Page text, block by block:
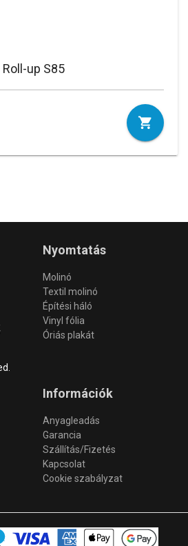
Roll-up S85
Nyomtatás
Molinó
Textil molinó
Építési háló
Vinyl fólia
Óriás plakát
Információk
Anyagleadás
Garancia
Szállítás/Fizetés
Kapcsolat
Cookie szabályzat